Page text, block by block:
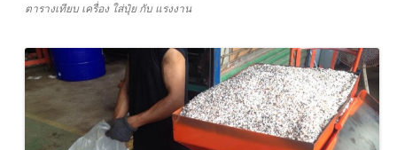
ตารางเทียบ เครื่อง ใส่ปุ๋ย กับ แรงงาน